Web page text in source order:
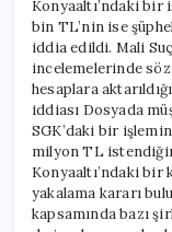
Konyaaltı’ndaki
bin TL’nin ise
iddia edildi. Mali
incelemelerinde
hesaplara
iddiası Dosyada
SGK’daki bir
milyon TL
Konyaaltı’ndaki bir
yakalama kararı
kapsamında bazı